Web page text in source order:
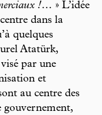
!… » L’idée
dans la
quelques
Atatürk,
par une
et
au centre des
gouvernement,